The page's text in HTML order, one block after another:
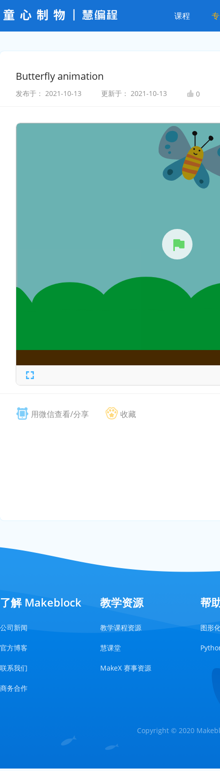
课程
Butterfly animation
发布于： 2021-10-13 更新于： 2021-10-13 0
用微信查看/分享 收藏
了解 Makeblock
公司新闻
官方博客
联系我们
商务合作
教学资源
教学课程资源
慧课堂
MakeX 赛事资源
帮
图形
Copyright © 2020